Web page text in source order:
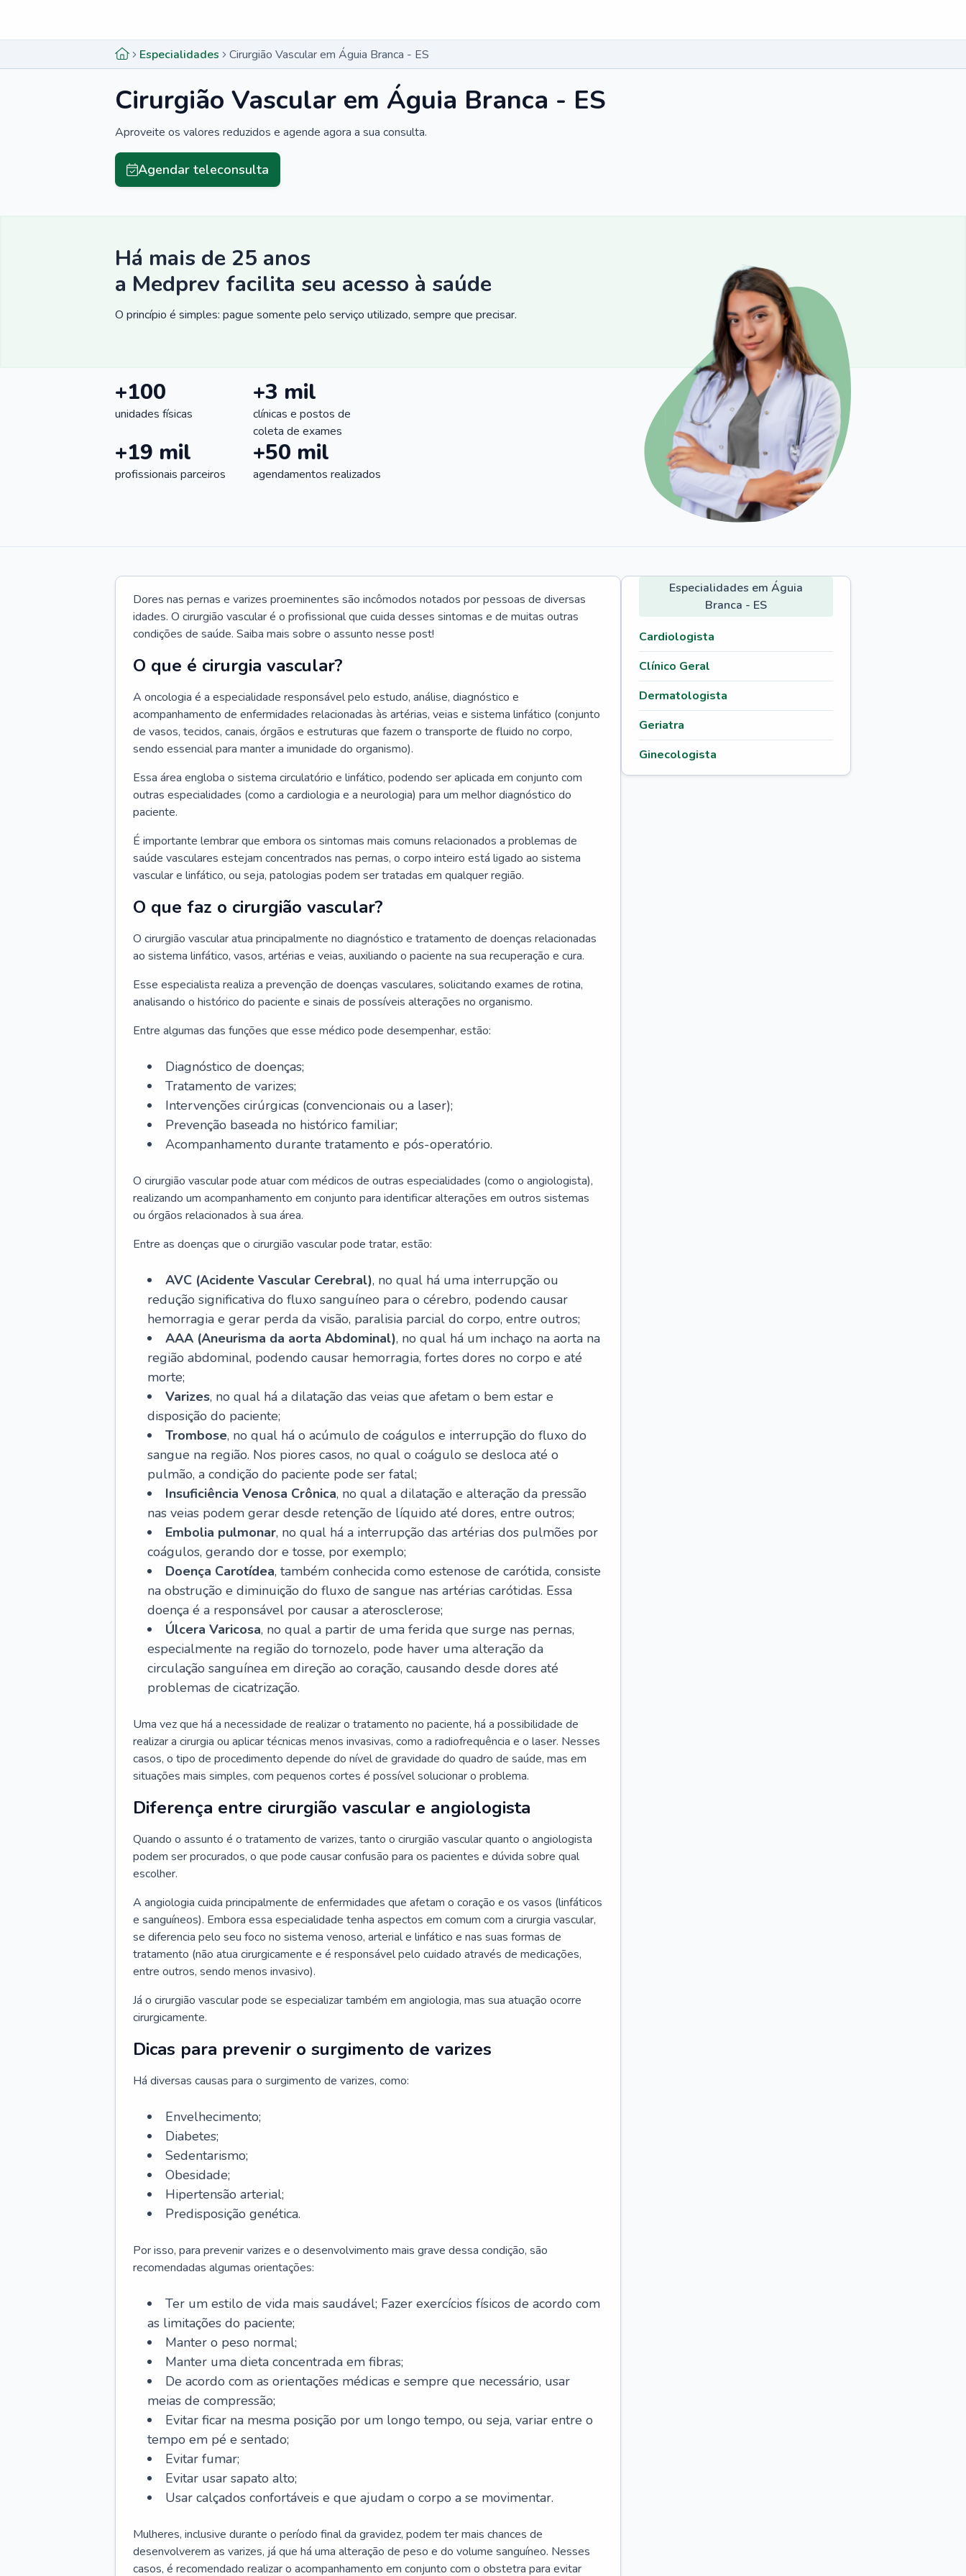
Especialidades Cirurgião Vascular em Águia Branca - ES
Cirurgião Vascular em Águia Branca - ES
Aproveite os valores reduzidos e agende agora a sua consulta.
Agendar teleconsulta
Há mais de 25 anos
a Medprev facilita seu acesso à saúde
O princípio é simples: pague somente pelo serviço utilizado, sempre que precisar.
+100
unidades físicas
+3 mil
clínicas e postos de
coleta de exames
+19 mil
profissionais parceiros
+50 mil
agendamentos realizados
Dores nas pernas e varizes proeminentes são incômodos notados por pessoas de diversas
idades. O cirurgião vascular é o profissional que cuida desses sintomas e de muitas outras
condições de saúde. Saiba mais sobre o assunto nesse post!
O que é cirurgia vascular?
A oncologia é a especialidade responsável pelo estudo, análise, diagnóstico e
acompanhamento de enfermidades relacionadas às artérias, veias e sistema linfático (conjunto
de vasos, tecidos, canais, órgãos e estruturas que fazem o transporte de fluido no corpo,
sendo essencial para manter a imunidade do organismo).
Essa área engloba o sistema circulatório e linfático, podendo ser aplicada em conjunto com
outras especialidades (como a cardiologia e a neurologia) para um melhor diagnóstico do
paciente.
É importante lembrar que embora os sintomas mais comuns relacionados a problemas de
saúde vasculares estejam concentrados nas pernas, o corpo inteiro está ligado ao sistema
vascular e linfático, ou seja, patologias podem ser tratadas em qualquer região.
O que faz o cirurgião vascular?
O cirurgião vascular atua principalmente no diagnóstico e tratamento de doenças relacionadas
ao sistema linfático, vasos, artérias e veias, auxiliando o paciente na sua recuperação e cura.
Esse especialista realiza a prevenção de doenças vasculares, solicitando exames de rotina,
analisando o histórico do paciente e sinais de possíveis alterações no organismo.
Entre algumas das funções que esse médico pode desempenhar, estão:
Diagnóstico de doenças;
Tratamento de varizes;
Intervenções cirúrgicas (convencionais ou a laser);
Prevenção baseada no histórico familiar;
Acompanhamento durante tratamento e pós-operatório.
O cirurgião vascular pode atuar com médicos de outras especialidades (como o angiologista),
realizando um acompanhamento em conjunto para identificar alterações em outros sistemas
ou órgãos relacionados à sua área.
Entre as doenças que o cirurgião vascular pode tratar, estão:
AVC (Acidente Vascular Cerebral), no qual há uma interrupção ou
redução significativa do fluxo sanguíneo para o cérebro, podendo causar
hemorragia e gerar perda da visão, paralisia parcial do corpo, entre outros;
AAA (Aneurisma da aorta Abdominal), no qual há um inchaço na aorta na
região abdominal, podendo causar hemorragia, fortes dores no corpo e até
morte;
Varizes, no qual há a dilatação das veias que afetam o bem estar e
disposição do paciente;
Trombose, no qual há o acúmulo de coágulos e interrupção do fluxo do
sangue na região. Nos piores casos, no qual o coágulo se desloca até o
pulmão, a condição do paciente pode ser fatal;
Insuficiência Venosa Crônica, no qual a dilatação e alteração da pressão
nas veias podem gerar desde retenção de líquido até dores, entre outros;
Embolia pulmonar, no qual há a interrupção das artérias dos pulmões por
coágulos, gerando dor e tosse, por exemplo;
Doença Carotídea, também conhecida como estenose de carótida, consiste
na obstrução e diminuição do fluxo de sangue nas artérias carótidas. Essa
doença é a responsável por causar a aterosclerose;
Úlcera Varicosa, no qual a partir de uma ferida que surge nas pernas,
especialmente na região do tornozelo, pode haver uma alteração da
circulação sanguínea em direção ao coração, causando desde dores até
problemas de cicatrização.
Uma vez que há a necessidade de realizar o tratamento no paciente, há a possibilidade de
realizar a cirurgia ou aplicar técnicas menos invasivas, como a radiofrequência e o laser. Nesses
casos, o tipo de procedimento depende do nível de gravidade do quadro de saúde, mas em
situações mais simples, com pequenos cortes é possível solucionar o problema.
Diferença entre cirurgião vascular e angiologista
Quando o assunto é o tratamento de varizes, tanto o cirurgião vascular quanto o angiologista
podem ser procurados, o que pode causar confusão para os pacientes e dúvida sobre qual
escolher.
A angiologia cuida principalmente de enfermidades que afetam o coração e os vasos (linfáticos
e sanguíneos). Embora essa especialidade tenha aspectos em comum com a cirurgia vascular,
se diferencia pelo seu foco no sistema venoso, arterial e linfático e nas suas formas de
tratamento (não atua cirurgicamente e é responsável pelo cuidado através de medicações,
entre outros, sendo menos invasivo).
Já o cirurgião vascular pode se especializar também em angiologia, mas sua atuação ocorre
cirurgicamente.
Dicas para prevenir o surgimento de varizes
Há diversas causas para o surgimento de varizes, como:
Envelhecimento;
Diabetes;
Sedentarismo;
Obesidade;
Hipertensão arterial;
Predisposição genética.
Por isso, para prevenir varizes e o desenvolvimento mais grave dessa condição, são
recomendadas algumas orientações:
Ter um estilo de vida mais saudável; Fazer exercícios físicos de acordo com
as limitações do paciente;
Manter o peso normal;
Manter uma dieta concentrada em fibras;
De acordo com as orientações médicas e sempre que necessário, usar
meias de compressão;
Evitar ficar na mesma posição por um longo tempo, ou seja, variar entre o
tempo em pé e sentado;
Evitar fumar;
Evitar usar sapato alto;
Usar calçados confortáveis e que ajudam o corpo a se movimentar.
Mulheres, inclusive durante o período final da gravidez, podem ter mais chances de
desenvolverem as varizes, já que há uma alteração de peso e do volume sanguíneo. Nesses
casos, é recomendado realizar o acompanhamento em conjunto com o obstetra para evitar
Especialidades em Águia
Branca - ES
Cardiologista
Clínico Geral
Dermatologista
Geriatra
Ginecologista